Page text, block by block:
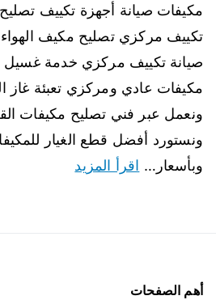
مكيفات صيانة أجهزة تكييف
تكييف مركزي تصليح مكيف
صيانة تكييف مركزي خدمة غسيل
مكيفات عادي ومركزي تعبئة غاز
ونعمل عبر فني تصليح مكيفات
ونستورد أفضل قطع الغيار
وبأسعار… اقرأ المزيد
أهم الصفحات